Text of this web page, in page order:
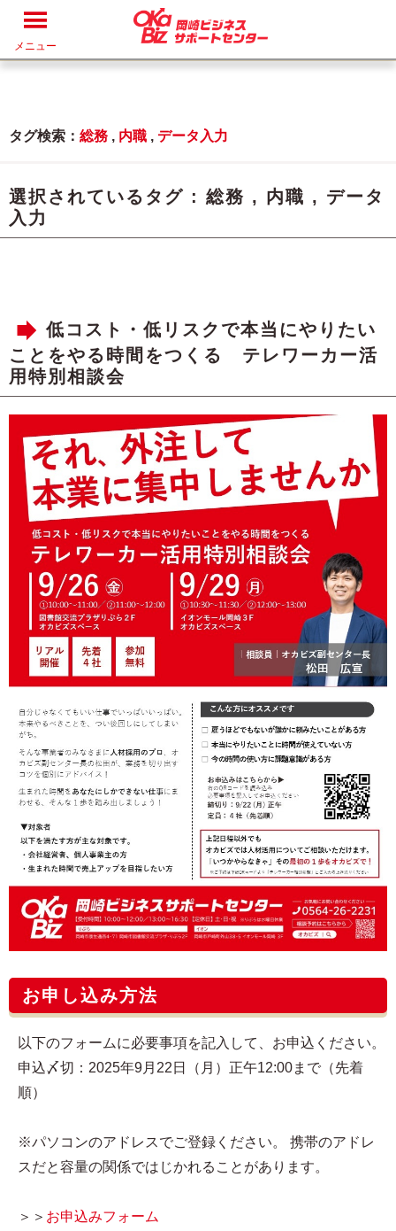
メニュー
タグ検索： 総務 , 内職 , データ入力
選択されているタグ : 総務 , 内職 , データ
入力
低コスト・低リスクで本当にやりたい
ことをやる時間をつくる テレワーカー活
用特別相談会
お申し込み方法
以下のフォームに必要事項を記入して、お申込ください。
申込〆切：2025年9月22日（月）正午12:00まで（先着
順）
※パソコンのアドレスでご登録ください。 携帯のアドレ
スだと容量の関係ではじかれることがあります。
＞＞ お申込みフォーム​